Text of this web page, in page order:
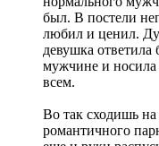
был. В постели
любил и ценил.
девушка
мужчине и носила
всем.
Во так сходишь
романтичного